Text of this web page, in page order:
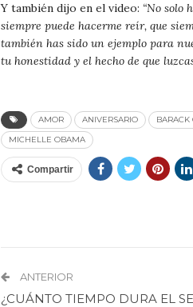
Y también dijo en el video: “No solo
siempre puede hacerme reír, que
también has sido un ejemplo para
tu honestidad y el hecho de que
AMOR ANIVERSARIO
MICHELLE OBAMA
Compartir
ANTERIOR
¿CUÁNTO TIEMPO DURA EL